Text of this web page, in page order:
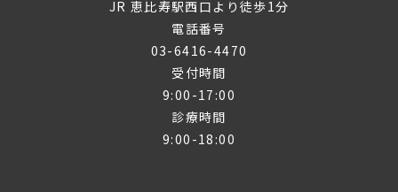
JR 恵比寿駅西口より徒歩1分
電話番号
03-6416-4470
受付時間
9:00-17:00
診療時間
9:00-18:00